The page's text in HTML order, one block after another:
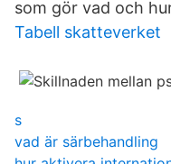
som gör vad och
Tabell skatteverket
s
vad är särbehandling